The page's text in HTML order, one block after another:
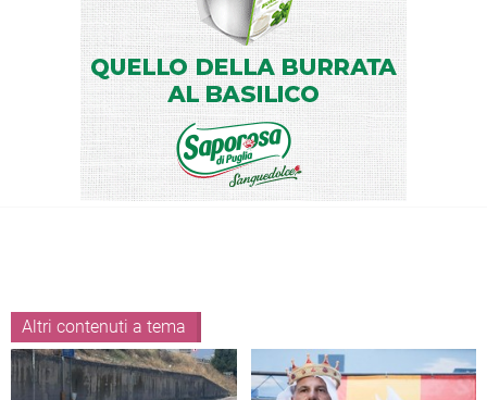
Altri contenuti a tema